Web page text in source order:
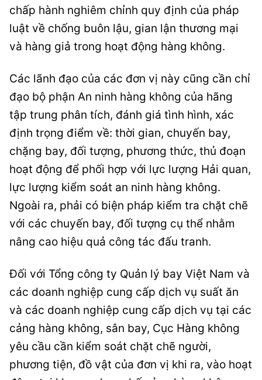
chấp hành nghiêm chỉnh quy định của pháp
luật về chống buôn lậu, gian lận thương mại
và hàng giả trong hoạt động hàng không.
Các lãnh đạo của các đơn vị này cũng cần chỉ
đạo bộ phận An ninh hàng không của hãng
tập trung phân tích, đánh giá tình hình, xác
định trọng điểm về: thời gian, chuyến bay,
chặng bay, đối tượng, phương thức, thủ đoạn
hoạt động để phối hợp với lực lượng Hải quan,
lực lượng kiểm soát an ninh hàng không.
Ngoài ra, phải có biện pháp kiểm tra chặt chẽ
với các chuyến bay, đối tượng cụ thể nhằm
nâng cao hiệu quả công tác đấu tranh.
Đối với Tổng công ty Quản lý bay Việt Nam và
các doanh nghiệp cung cấp dịch vụ suất ăn
và các doanh nghiệp cung cấp dịch vụ tại các
cảng hàng không, sân bay, Cục Hàng không
yêu cầu cần kiểm soát chặt chẽ người,
phương tiện, đồ vật của đơn vị khi ra, vào hoạt